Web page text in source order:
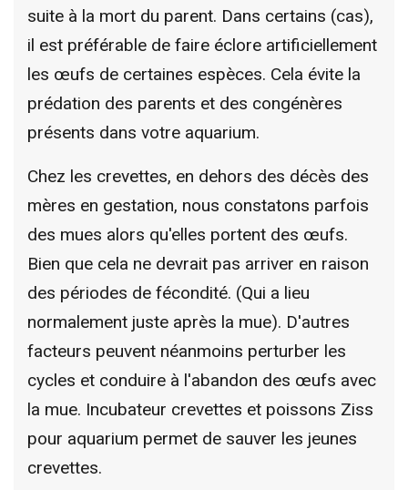
suite à la mort du parent. Dans certains (cas),
il est préférable de faire éclore artificiellement
les œufs de certaines espèces. Cela évite la
prédation des parents et des congénères
présents dans votre aquarium.
Chez les crevettes, en dehors des décès des
mères en gestation, nous constatons parfois
des mues alors qu'elles portent des œufs.
Bien que cela ne devrait pas arriver en raison
des périodes de fécondité. (Qui a lieu
normalement juste après la mue). D'autres
facteurs peuvent néanmoins perturber les
cycles et conduire à l'abandon des œufs avec
la mue. Incubateur crevettes et poissons Ziss
pour aquarium permet de sauver les jeunes
crevettes.